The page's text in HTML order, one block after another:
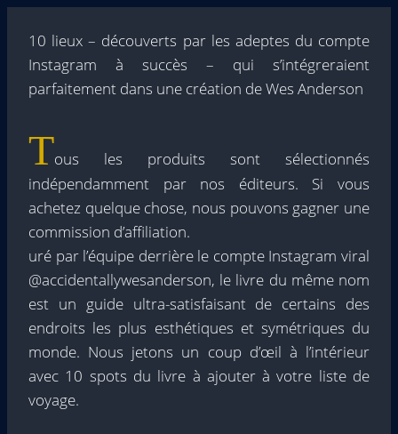
10 lieux – découverts par les adeptes du compte
Instagram à succès – qui s’intégreraient
parfaitement dans une création de Wes Anderson
Tous les produits sont sélectionnés
indépendamment par nos éditeurs. Si vous
achetez quelque chose, nous pouvons gagner une
commission d’affiliation.
uré par l’équipe derrière le compte Instagram viral
@accidentallywesanderson, le livre du même nom
est un guide ultra-satisfaisant de certains des
endroits les plus esthétiques et symétriques du
monde. Nous jetons un coup d’œil à l’intérieur
avec 10 spots du livre à ajouter à votre liste de
voyage.